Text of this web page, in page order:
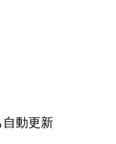
自動更新